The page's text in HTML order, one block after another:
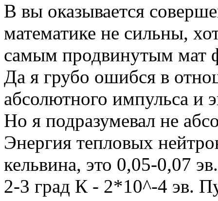
В вы оказывается
математике не сильны,
самым продвинутым мат
Да я грубо ошибся в
абсолютного импульса и
Но я подразумевал не
Энергия тепловых
кельвина, это 0,05-0,07
2-3 град К - 2*10^-4 эв.